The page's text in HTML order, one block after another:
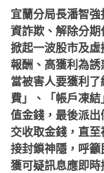
宜蘭分局長潘智
資詐欺、解除分
掀起一波股市及
報酬、高獲利為誘
當被害人要獲利
費」、「帳戶凍
值金錢，最後派
交收取金錢，直
接封鎖神隱，呼
獲可疑訊息應即